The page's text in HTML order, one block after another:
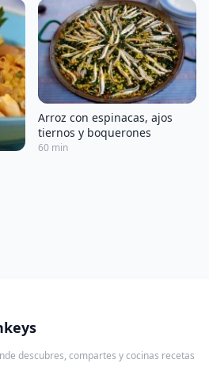
Arroz con espinacas, ajos
tiernos y boquerones
60 min
descubres, compartes y cocinas recetas